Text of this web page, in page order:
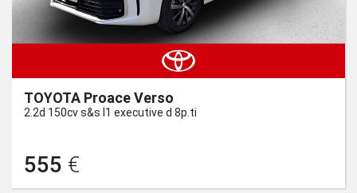
TOYOTA Proace Verso
2.2d 150cv s&s l1 executive d 8p.ti
555 €